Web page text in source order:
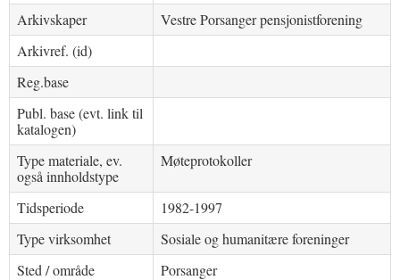
Arkivskaper
Vestre Porsanger pensjonistforening
Arkivref. (id)
Reg.base
Publ. base (evt. link til
katalogen)
Type materiale, ev.
også innholdstype
Møteprotokoller
Tidsperiode
1982-1997
Type virksomhet
Sosiale og humanitære foreninger
Sted / område
Porsanger